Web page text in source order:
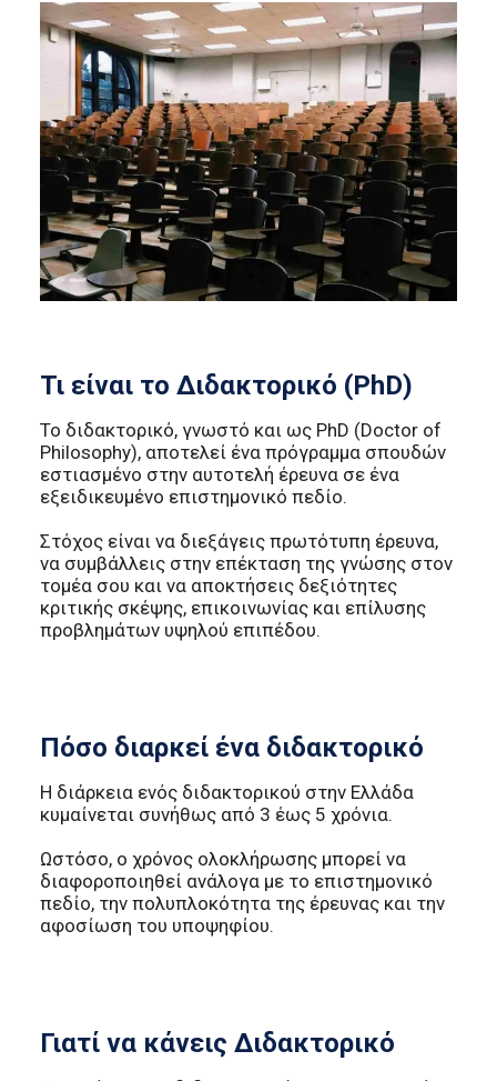
Τι είναι το Διδακτορικό (PhD)
Το διδακτορικό, γνωστό και ως PhD (Doctor of
Philosophy), αποτελεί ένα πρόγραμμα σπουδών
εστιασμένο στην αυτοτελή έρευνα σε ένα
εξειδικευμένο επιστημονικό πεδίο.
Στόχος είναι να διεξάγεις πρωτότυπη έρευνα,
να συμβάλλεις στην επέκταση της γνώσης στον
τομέα σου και να αποκτήσεις δεξιότητες
κριτικής σκέψης, επικοινωνίας και επίλυσης
προβλημάτων υψηλού επιπέδου.
Πόσο διαρκεί ένα διδακτορικό
Η διάρκεια ενός διδακτορικού στην Ελλάδα
κυμαίνεται συνήθως από 3 έως 5 χρόνια.
Ωστόσο, ο χρόνος ολοκλήρωσης μπορεί να
διαφοροποιηθεί ανάλογα με το επιστημονικό
πεδίο, την πολυπλοκότητα της έρευνας και την
αφοσίωση του υποψηφίου.
Γιατί να κάνεις Διδακτορικό